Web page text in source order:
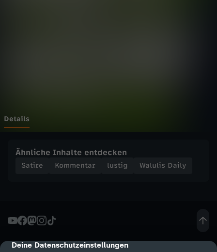
cmp-dialog-description
Deine Datenschutzeinstellungen
-
S
o
ä
m
Details
Ähnliche Inhalte entdecken
Satire Kommentar lustig Walulis Daily